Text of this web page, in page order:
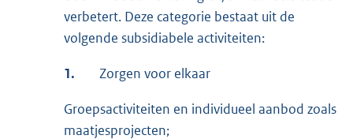
verbetert. Deze categorie bestaat uit de
volgende subsidiabele activiteiten:
1. Zorgen voor elkaar
Groepsactiviteiten en individueel aanbod zoals
maatjesprojecten;